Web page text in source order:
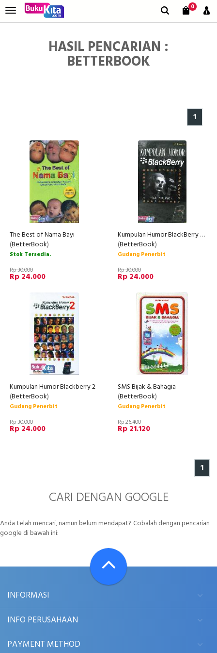
0
HASIL PENCARIAN :
BETTERBOOK
1
The Best of Nama Bayi
(BetterBook)
Stok Tersedia.
Rp 30.000
Rp 24.000
Kumpulan Humor BlackBerry - Make Them Laugh
(BetterBook)
Gudang Penerbit
Rp 30.000
Rp 24.000
Kumpulan Humor Blackberry 2
(BetterBook)
Gudang Penerbit
Rp 30.000
Rp 24.000
SMS Bijak & Bahagia
(BetterBook)
Gudang Penerbit
Rp 26.400
Rp 21.120
1
CARI DENGAN GOOGLE
Anda telah mencari, namun belum mendapat? Cobalah dengan pencarian
google di bawah ini:
INFORMASI
INFO PERUSAHAAN
PAYMENT METHOD